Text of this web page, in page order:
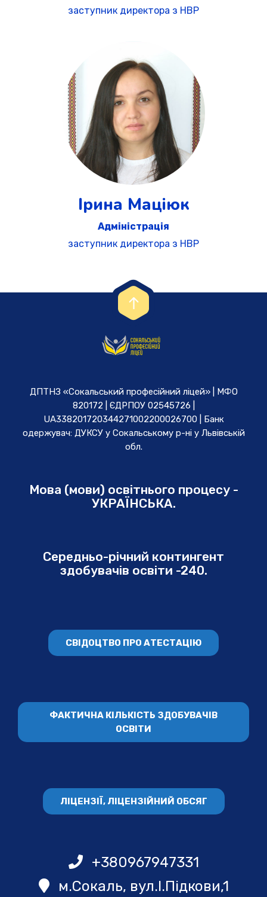
заступник директора з НВР
Ірина Маціюк
Адміністрація
заступник директора з НВР
ДПТНЗ «Сокальський професійний ліцей» | МФО
820172 | ЄДРПОУ 02545726 |
UA338201720344271002200026700 | Банк
одержувач: ДУКСУ у Cокальському р-ні у Львівській
обл.
Мова (мови) освітнього процесу -
УКРАЇНСЬКА.
Середньо-річний контингент
здобувачів освіти -240.
СВІДОЦТВО ПРО АТЕСТАЦІЮ
ФАКТИЧНА КІЛЬКІСТЬ ЗДОБУВАЧІВ
ОСВІТИ
ЛІЦЕНЗІЇ, ЛІЦЕНЗІЙНИЙ ОБСЯГ
+380967947331
м.Сокаль, вул.І.Підкови,1